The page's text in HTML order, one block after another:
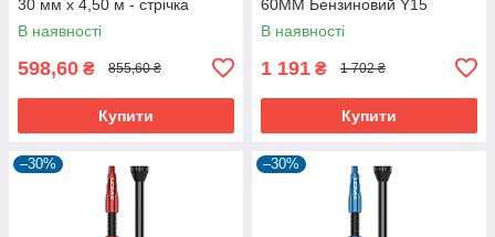
30 мм х 4,50 м - стрічка
Tubeless для ободів
В наявності
598,60 ₴ 855,60 ₴
Купити
60MM Бензиновий Y15
В наявності
1 191 ₴ 1 702 ₴
Купити
–30% –30%